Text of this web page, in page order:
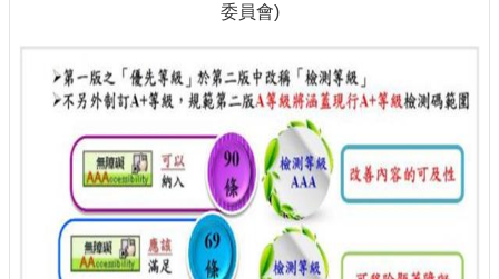
產
委員會)